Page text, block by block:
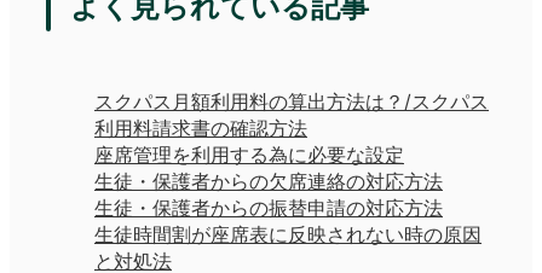
スクパス月額利用料の算出方法は？/スクパス
利用料請求書の確認方法
座席管理を利用する為に必要な設定
生徒・保護者からの欠席連絡の対応方法
生徒・保護者からの振替申請の対応方法
生徒時間割が座席表に反映されない時の原因
と対処法